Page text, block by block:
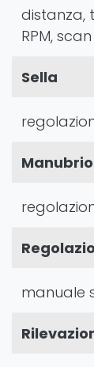
distanza,
RPM, scan
Sella
Manubrio
manuale